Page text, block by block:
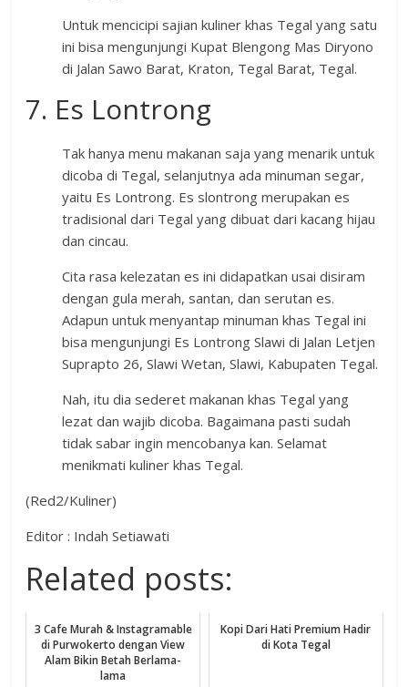
Untuk mencicipi sajian kuliner khas Tegal yang satu
ini bisa mengunjungi Kupat Blengong Mas Diryono
di Jalan Sawo Barat, Kraton, Tegal Barat, Tegal.
7. Es Lontrong
Tak hanya menu makanan saja yang menarik untuk
dicoba di Tegal, selanjutnya ada minuman segar,
yaitu Es Lontrong. Es slontrong merupakan es
tradisional dari Tegal yang dibuat dari kacang hijau
dan cincau.
Cita rasa kelezatan es ini didapatkan usai disiram
dengan gula merah, santan, dan serutan es.
Adapun untuk menyantap minuman khas Tegal ini
bisa mengunjungi Es Lontrong Slawi di Jalan Letjen
Suprapto 26, Slawi Wetan, Slawi, Kabupaten Tegal.
Nah, itu dia sederet makanan khas Tegal yang
lezat dan wajib dicoba. Bagaimana pasti sudah
tidak sabar ingin mencobanya kan. Selamat
menikmati kuliner khas Tegal.
(Red2/Kuliner)
Editor : Indah Setiawati
Related posts:
3 Cafe Murah & Instagramable
di Purwokerto dengan View
Alam Bikin Betah Berlama-
lama
Kopi Dari Hati Premium Hadir
di Kota Tegal